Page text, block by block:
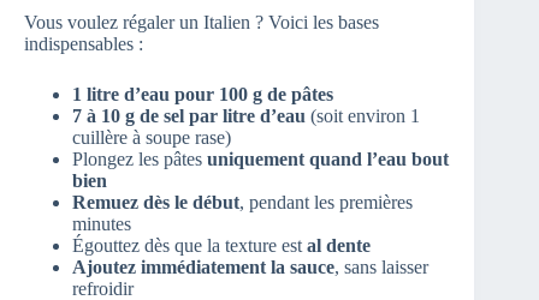
Vous voulez régaler un Italien ? Voici les bases
indispensables :
1 litre d’eau pour 100 g de pâtes
7 à 10 g de sel par litre d’eau (soit environ 1
cuillère à soupe rase)
Plongez les pâtes uniquement quand l’eau bout
bien
Remuez dès le début, pendant les premières
minutes
Égouttez dès que la texture est al dente
Ajoutez immédiatement la sauce, sans laisser
refroidir